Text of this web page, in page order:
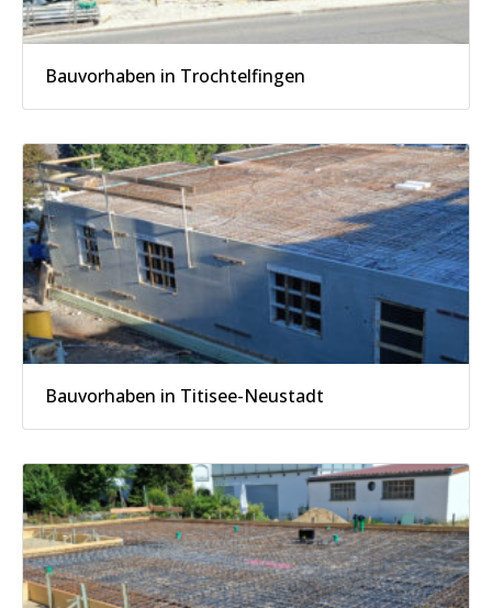
Bauvorhaben in Trochtelfingen
Bauvorhaben in Titisee-Neustadt